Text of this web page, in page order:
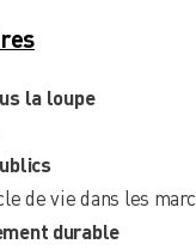
la loupe
de vie dans les
durable